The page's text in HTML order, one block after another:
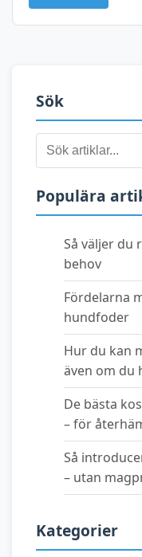
Sök
Sök
Populära
Så väljer du
behov
Fördelarna
hundfoder
Hur du kan
även om du
De bästa
– för
Så
– utan
Kategorier